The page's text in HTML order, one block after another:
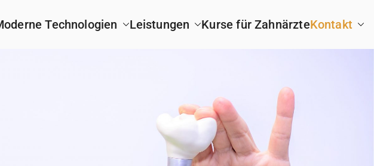
Technologien Leistungen Kurse für ZahnärzteKontakt